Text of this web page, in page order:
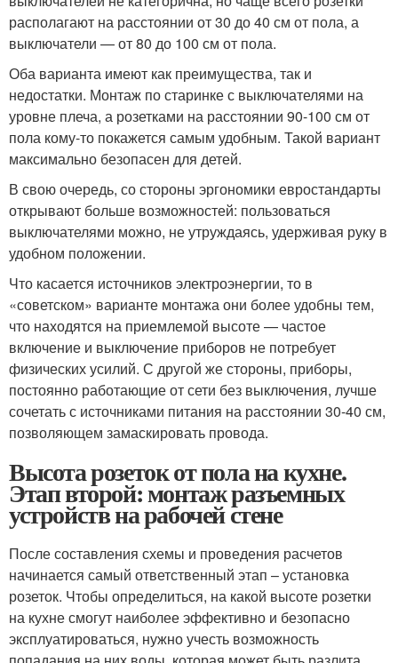
располагают на расстоянии от 30 до 40 см от пола, а
выключатели — от 80 до 100 см от пола.
Оба варианта имеют как преимущества, так и
недостатки. Монтаж по старинке с выключателями на
уровне плеча, а розетками на расстоянии 90-100 см от
пола кому-то покажется самым удобным. Такой вариант
максимально безопасен для детей.
В свою очередь, со стороны эргономики евростандарты
открывают больше возможностей: пользоваться
выключателями можно, не утруждаясь, удерживая руку в
удобном положении.
Что касается источников электроэнергии, то в
«советском» варианте монтажа они более удобны тем,
что находятся на приемлемой высоте — частое
включение и выключение приборов не потребует
физических усилий. С другой же стороны, приборы,
постоянно работающие от сети без выключения, лучше
сочетать с источниками питания на расстоянии 30-40 см,
позволяющем замаскировать провода.
Высота розеток от пола на кухне.
Этап второй: монтаж разъемных
устройств на рабочей стене
После составления схемы и проведения расчетов
начинается самый ответственный этап – установка
розеток. Чтобы определиться, на какой высоте розетки
на кухне смогут наиболее эффективно и безопасно
эксплуатироваться, нужно учесть возможность